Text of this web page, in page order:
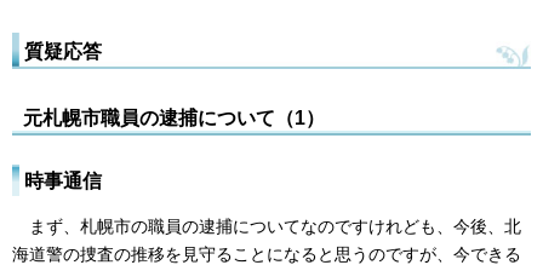
質疑応答
元札幌市職員の逮捕について（1）
時事通信
まず、札幌市の職員の逮捕についてなのですけれども、今後、北
海道警の捜査の推移を見守ることになると思うのですが、今できる